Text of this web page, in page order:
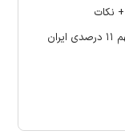
نکات
عراقچی: توافق با عمان نزدیک است/تکذیب سهم ۱۱ درصدی ایران